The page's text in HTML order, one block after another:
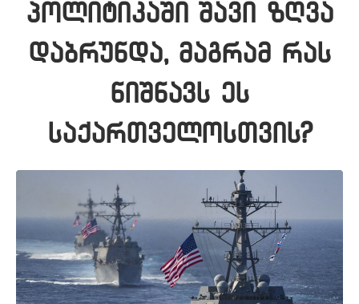
პოლიტიკაში შავი ზღვა
დაბრუნდა, მაგრამ რას
ნიშნავს ეს
საქართველოსთვის?